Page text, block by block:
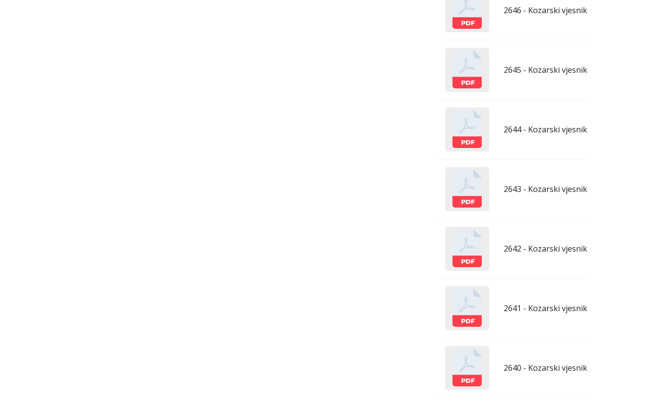
2646 - Kozarski vjesnik - 19.6.2026.
2645 - Kozarski vjesnik - 12.6.2026.
2644 - Kozarski vjesnik - 5.6.2026.
2643 - Kozarski vjesnik - 29.5.2026.
2642 - Kozarski vjesnik - 22.5.2026.
2641 - Kozarski vjesnik - 15.5.2026.
2640 - Kozarski vjesnik - 8.5.2026.